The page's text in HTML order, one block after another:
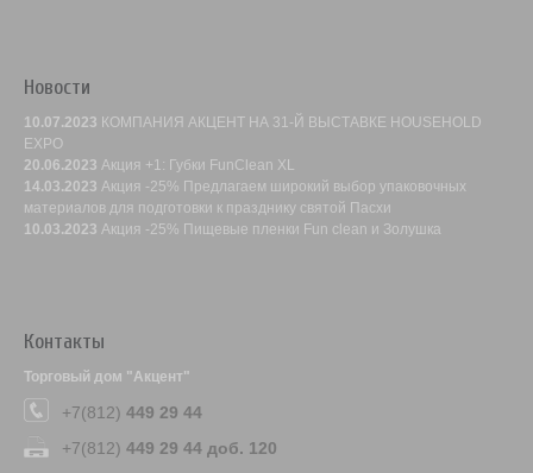
Новости
10.07.2023 КОМПАНИЯ АКЦЕНТ НА 31-Й ВЫСТАВКЕ HOUSEHOLD
EXPO
20.06.2023 Акция +1: Губки FunClean XL
14.03.2023 Акция -25% Предлагаем широкий выбор упаковочных
материалов для подготовки к празднику святой Пасхи
10.03.2023 Акция -25% Пищевые пленки Fun clean и Золушка
Контакты
Торговый дом "Акцент"
+7(812) 449 29 44
+7(812) 449 29 44 доб. 120